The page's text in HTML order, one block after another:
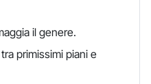
il genere.
primissimi piani e